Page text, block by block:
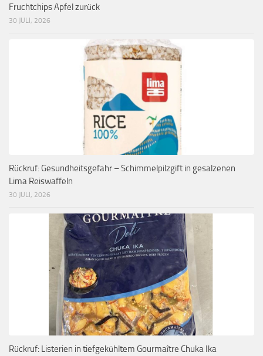
Fruchtchips Apfel zurück
30 JULI, 2026
Rückruf: Gesundheitsgefahr – Schimmelpilzgift in gesalzenen
Lima Reiswaffeln
30 JULI, 2026
Rückruf: Listerien in tiefgekühltem Gourmaître Chuka Ika